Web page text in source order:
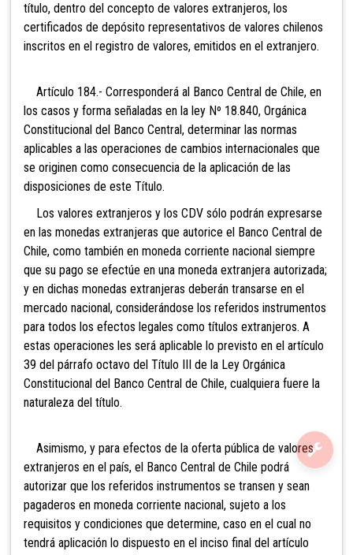
título, dentro del concepto de valores extranjeros, los
certificados de depósito representativos de valores chilenos
inscritos en el registro de valores, emitidos en el extranjero.
Artículo 184.- Corresponderá al Banco Central de Chile, en
los casos y forma señaladas en la ley Nº 18.840, Orgánica
Constitucional del Banco Central, determinar las normas
aplicables a las operaciones de cambios internacionales que
se originen como consecuencia de la aplicación de las
disposiciones de este Título.
Los valores extranjeros y los CDV sólo podrán expresarse
en las monedas extranjeras que autorice el Banco Central de
Chile, como también en moneda corriente nacional siempre
que su pago se efectúe en una moneda extranjera autorizada;
y en dichas monedas extranjeras deberán transarse en el
mercado nacional, considerándose los referidos instrumentos
para todos los efectos legales como títulos extranjeros. A
estas operaciones les será aplicable lo previsto en el artículo
39 del párrafo octavo del Título III de la Ley Orgánica
Constitucional del Banco Central de Chile, cualquiera fuere la
naturaleza del título.
Asimismo, y para efectos de la oferta pública de valores
extranjeros en el país, el Banco Central de Chile podrá
autorizar que los referidos instrumentos se transen y sean
pagaderos en moneda corriente nacional, sujeto a los
requisitos y condiciones que determine, caso en el cual no
tendrá aplicación lo dispuesto en el inciso final del artículo